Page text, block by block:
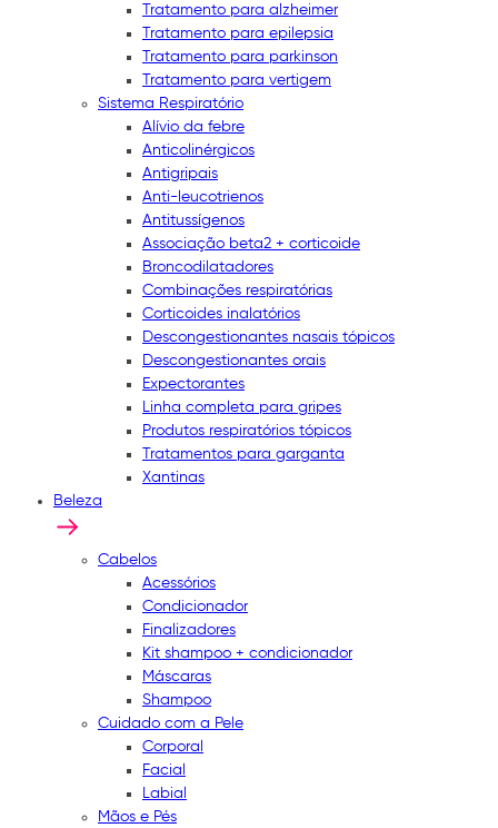
Tratamento para alzheimer
Tratamento para epilepsia
Tratamento para parkinson
Tratamento para vertigem
Sistema Respiratório
Alívio da febre
Anticolinérgicos
Antigripais
Anti-leucotrienos
Antitussígenos
Associação beta2 + corticoide
Broncodilatadores
Combinações respiratórias
Corticoides inalatórios
Descongestionantes nasais tópicos
Descongestionantes orais
Expectorantes
Linha completa para gripes
Produtos respiratórios tópicos
Tratamentos para garganta
Xantinas
Beleza
Cabelos
Acessórios
Condicionador
Finalizadores
Kit shampoo + condicionador
Máscaras
Shampoo
Cuidado com a Pele
Corporal
Facial
Labial
Mãos e Pés